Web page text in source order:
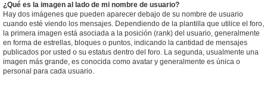
¿Qué es la imagen al lado de mi nombre de usuario?
Hay dos imágenes que pueden aparecer debajo de su nombre de usuario
cuando esté viendo los mensajes. Dependiendo de la plantilla que utilice el foro,
la primera imagen está asociada a la posición (rank) del usuario, generalmente
en forma de estrellas, bloques o puntos, indicando la cantidad de mensajes
publicados por usted o su estatus dentro del foro. La segunda, usualmente una
imagen más grande, es conocida como avatar y generalmente es única o
personal para cada usuario.